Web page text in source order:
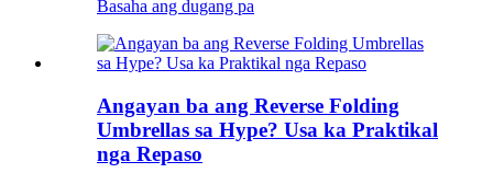
Basaha ang dugang pa
Angayan ba ang Reverse Folding
Umbrellas sa Hype? Usa ka Praktikal
nga Repaso